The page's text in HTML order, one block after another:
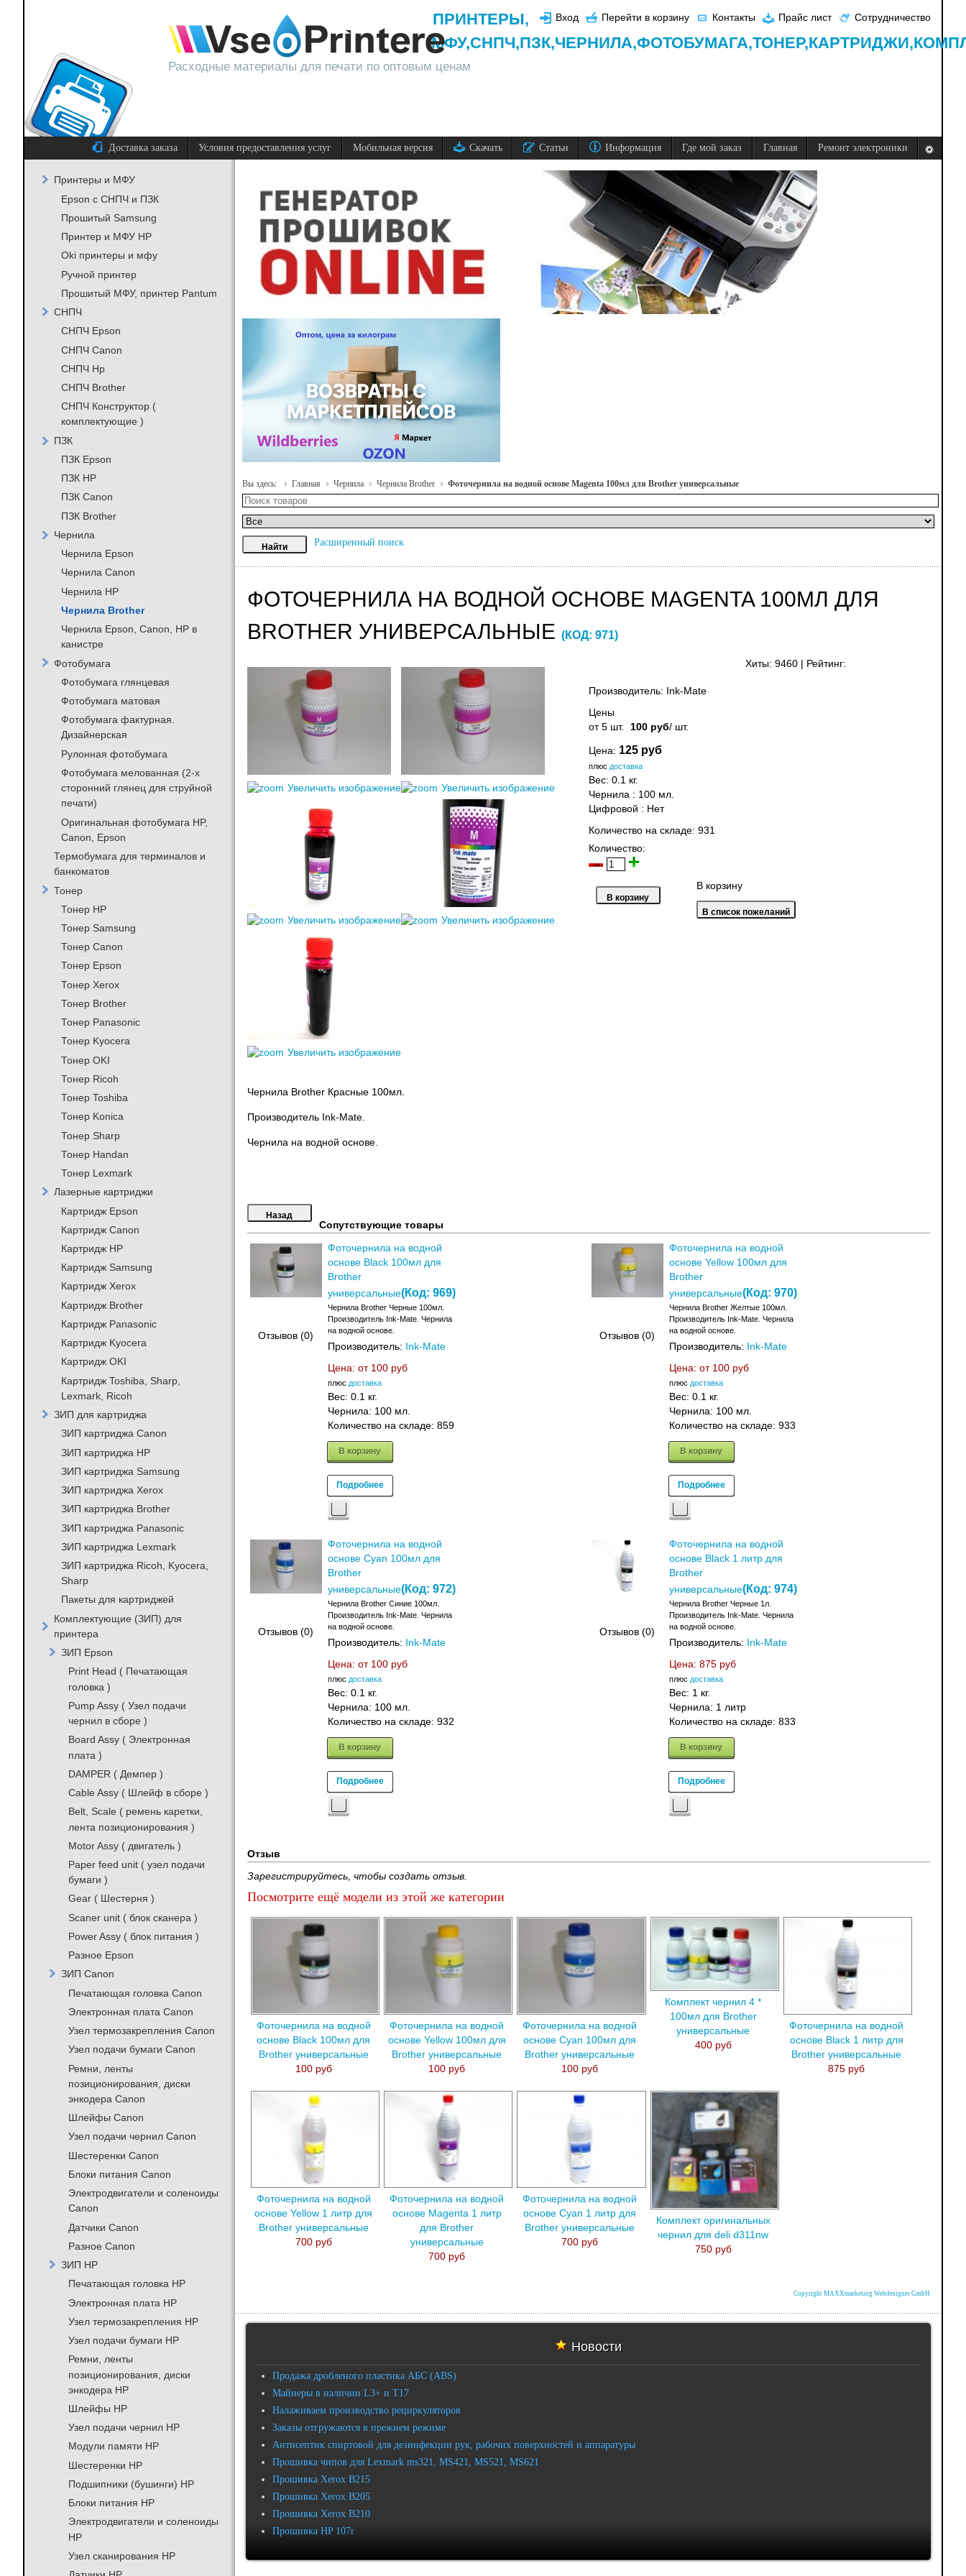
Расходные материалы для печати по оптовым ценам
Вход Перейти в корзину Контакты Прайс лист Сотрудничество
ПРИНТЕРЫ,
МФУ,СНПЧ,ПЗК,ЧЕРНИЛА,ФОТОБУМАГА,ТОНЕР,КАРТРИДЖИ,
Доставка заказа Условия предоставления услуг Мобильная версия Скачать Статьи Информация Где мой заказ Главная Ремонт электроники
Вы здесь: Главная Чернила Чернила Brother Фоточернила на водной основе Magenta 100мл для Brother универсальные
Расширенный поиск
ФОТОЧЕРНИЛА НА ВОДНОЙ ОСНОВЕ MAGENTA 100МЛ ДЛЯ
BROTHER УНИВЕРСАЛЬНЫЕ (КОД: 971)
Хиты: 9460 Рейтинг:
Увеличить изображение Увеличить изображение
Увеличить изображение Увеличить изображение
Увеличить изображение
Производитель:
Ink-Mate
Цены
от 5 шт.
100 руб/ шт.
Цена: 125 руб
плюс доставка
Вес: 0.1 кг.
Чернила: 100 мл.
Цифровой : Нет
Количество на складе: 931
Количество:
В корзину
Чернила Brother Красные 100мл.
Производитель Ink-Mate.
Чернила на водной основе.
Сопутствующие товары
Отзывов (0)
Фоточернила на водной
основе Black 100мл для
Brother
универсальные(Код: 969)
Чернила Brother Черные 100мл.
Производитель Ink-Mate. Чернила
на водной основе.
Производитель:
Ink-Mate
Цена: от 100 руб
плюс доставка
Вес: 0.1 кг.
Чернила: 100 мл.
Количество на складе: 859
В корзину
Подробнее
Отзывов (0)
Фоточернила на водной
основе Yellow 100мл для
Brother
универсальные(Код: 970)
Чернила Brother Желтые 100мл.
Производитель Ink-Mate. Чернила
на водной основе.
Производитель:
Ink-Mate
Цена: от 100 руб
плюс доставка
Вес: 0.1 кг.
Чернила: 100 мл.
Количество на складе: 933
В корзину
Подробнее
Отзывов (0)
Фоточернила на водной
основе Cyan 100мл для
Brother
универсальные(Код: 972)
Чернила Brother Синие 100мл.
Производитель Ink-Mate. Чернила
на водной основе.
Производитель:
Ink-Mate
Цена: от 100 руб
плюс доставка
Вес: 0.1 кг.
Чернила: 100 мл.
Количество на складе: 932
В корзину
Подробнее
Отзывов (0)
Фоточернила на водной
основе Black 1 литр для
Brother
универсальные(Код: 974)
Чернила Brother Черные 1л.
Производитель Ink-Mate. Чернила
на водной основе.
Производитель:
Ink-Mate
Цена: 875 руб
плюс доставка
Вес: 1 кг.
Чернила: 1 литр
Количество на складе: 833
В корзину
Подробнее
Отзыв
Зарегистрируйтесь, чтобы создать отзыв.
Посмотрите ещё модели из этой же категории
Фоточернила на водной
основе Black 100мл для
Brother универсальные
100 руб
Фоточернила на водной
основе Yellow 100мл для
Brother универсальные
100 руб
Фоточернила на водной
основе Cyan 100мл для
Brother универсальные
100 руб
Комплект чернил 4 *
100мл для Brother
универсальные
400 руб
Фоточернила на водной
основе Black 1 литр для
Brother универсальные
875 руб
Фоточернила на водной
основе Yellow 1 литр для
Brother универсальные
700 руб
Фоточернила на водной
основе Magenta 1 литр
для Brother
универсальные
700 руб
Фоточернила на водной
основе Cyan 1 литр для
Brother универсальные
700 руб
Комплект оригинальных
чернил для deli d311nw
750 руб
Copyright MAXXmarketing Webdesigner GmbH
Новости
Продажа дробленого пластика АБС (ABS)
Майнеры в наличии L3+ и T17
Налаживаем производство рециркуляторов
Заказы отгружаются в прежнем режиме
Антисептик спиртовой для дезинфекции рук, рабочих поверхностей и аппаратуры
Прошивка чипов для Lexmark ms321, MS421, MS521, MS621
Прошивка Xerox B215
Прошивка Xerox B205
Прошивка Xerox B210
Прошивка HP 107r
Принтеры и МФУ
Epson с СНПЧ и ПЗК
Прошитый Samsung
Принтер и МФУ HP
Oki принтеры и мфу
Ручной принтер
Прошитый МФУ, принтер Pantum
СНПЧ
СНПЧ Epson
СНПЧ Canon
СНПЧ Hp
СНПЧ Brother
СНПЧ Конструктор (
комплектующие )
ПЗК
ПЗК Epson
ПЗК HP
ПЗК Canon
ПЗК Brother
Чернила
Чернила Epson
Чернила Canon
Чернила HP
Чернила Brother
Чернила Epson, Canon, HP в
канистре
Фотобумага
Фотобумага глянцевая
Фотобумага матовая
Фотобумага фактурная.
Дизайнерская
Рулонная фотобумага
Фотобумага мелованная (2-х
сторонний глянец для струйной
печати)
Оригинальная фотобумага HP,
Canon, Epson
Термобумага для терминалов и
банкоматов
Тонер
Тонер HP
Тонер Samsung
Тонер Canon
Тонер Epson
Тонер Xerox
Тонер Brother
Тонер Panasonic
Тонер Kyocera
Тонер OKI
Тонер Ricoh
Тонер Toshiba
Тонер Konica
Тонер Sharp
Тонер Handan
Тонер Lexmark
Лазерные картриджи
Картридж Epson
Картридж Canon
Картридж HP
Картридж Samsung
Картридж Xerox
Картридж Brother
Картридж Panasonic
Картридж Kyocera
Картридж OKI
Картридж Toshiba, Sharp,
Lexmark, Ricoh
ЗИП для картриджа
ЗИП картриджа Canon
ЗИП картриджа HP
ЗИП картриджа Samsung
ЗИП картриджа Xerox
ЗИП картриджа Brother
ЗИП картриджа Panasonic
ЗИП картриджа Lexmark
ЗИП картриджа Ricoh, Kyocera,
Sharp
Пакеты для картриджей
Комплектующие (ЗИП) для
принтера
ЗИП Epson
Print Head ( Печатающая
головка )
Pump Assy ( Узел подачи
чернил в сборе )
Board Assy ( Электронная
плата )
DAMPER ( Демпер )
Cable Assy ( Шлейф в сборе )
Belt, Scale ( ремень каретки,
лента позиционирования )
Motor Assy ( двигатель )
Paper feed unit ( узел подачи
бумаги )
Gear ( Шестерня )
Scaner unit ( блок сканера )
Power Assy ( блок питания )
Разное Epson
ЗИП Canon
Печатающая головка Canon
Электронная плата Canon
Узел термозакрепления Canon
Узел подачи бумаги Canon
Ремни, ленты
позиционирования, диски
энкодера Canon
Шлейфы Canon
Узел подачи чернил Canon
Шестеренки Canon
Блоки питания Canon
Электродвигатели и соленоиды
Canon
Датчики Canon
Разное Canon
ЗИП HP
Печатающая головка HP
Электронная плата HP
Узел термозакрепления HP
Узел подачи бумаги HP
Ремни, ленты
позиционирования, диски
энкодера HP
Шлейфы HP
Узел подачи чернил HP
Модули памяти HP
Шестеренки HP
Подшипники (бушинги) HP
Блоки питания HP
Электродвигатели и соленоиды
HP
Узел сканирования HP